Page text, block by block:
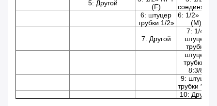
5: Другой
(F)
соединяясь
6: штуцер
трубки 1/2»
6: 1/2» NPT
(M)
7: Другой
7: 1/4"
штуцер
трубки
штуцер
трубки ″
8:3/8
9: штуцер
трубки ″ 1/2
10: Другой